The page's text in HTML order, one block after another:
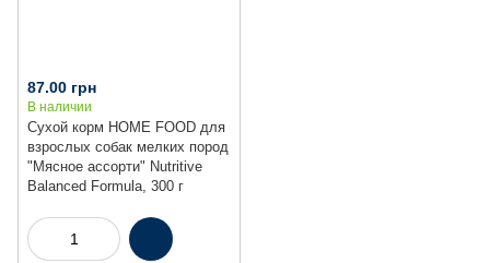
Сухой корм HOME FOOD для
взрослых собак мелких пород
"Мясное ассорти" Nutritive
Balanced Formula, 300 г
87.00 грн
В наличии